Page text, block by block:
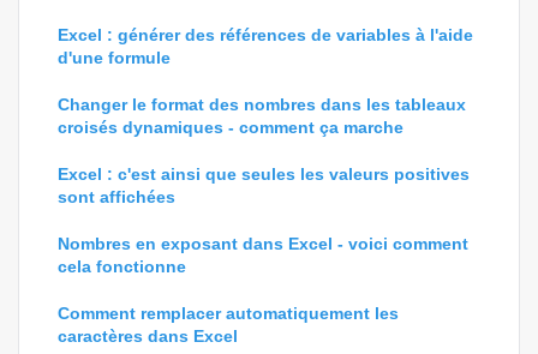
Excel : générer des références de variables à l'aide
d'une formule
Changer le format des nombres dans les tableaux
croisés dynamiques - comment ça marche
Excel : c'est ainsi que seules les valeurs positives
sont affichées
Nombres en exposant dans Excel - voici comment
cela fonctionne
Comment remplacer automatiquement les
caractères dans Excel